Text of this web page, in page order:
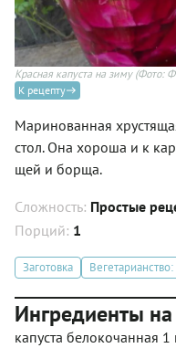
Красная капуста на зиму(Фото:
К рецепту
Маринованная
стол. Она хороша и к
щей и борща.
Сложность: Простые
Порций: 1
Заготовка Вегетарианство:
Ингредиенты
капуста белокочанная 1